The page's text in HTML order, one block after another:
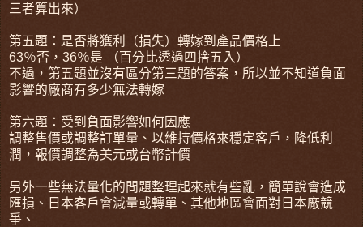
三者算出來）
第五題：是否將獲利（損失）轉嫁到產品價格上
63％否，36％是 （百分比透過四捨五入）
不過，第五題並沒有區分第三題的答案，所以並不知道負面
影響的廠商有多少無法轉嫁
第六題：受到負面影響如何因應
調整售價或調整訂單量、以維持價格來穩定客戶，降低利
潤，報價調整為美元或台幣計價
另外一些無法量化的問題整理起來就有些亂，簡單說會造成
匯損、日本客戶會減量或轉單、其他地區會面對日本廠競
爭、